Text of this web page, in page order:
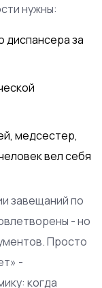
нужны:
диспансера за
медсестер,
вел себя
завещаний по
- но
Просто
-
когда